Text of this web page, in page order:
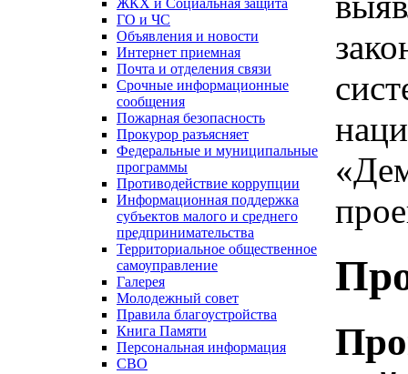
ЖКХ и Социальная защита
ГО и ЧС
Объявления и новости
Интернет приемная
Почта и отделения связи
Срочные информационные
сообщения
Пожарная безопасность
Прокурор разъясняет
Федеральные и муниципальные
программы
Противодействие коррупции
Информационная поддержка
субъектов малого и среднего
предпринимательства
Территориальное общественное
самоуправление
Галерея
Молодежный совет
Правила благоустройства
Книга Памяти
Персональная информация
СВО